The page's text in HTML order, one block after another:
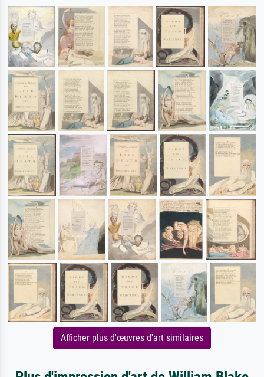
Afficher plus d'œuvres d'art similaires